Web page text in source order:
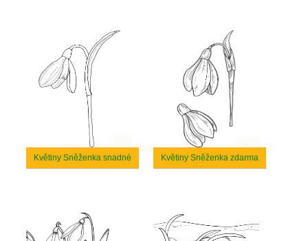
Květiny Sněženka snadné Květiny Sněženka zdarma